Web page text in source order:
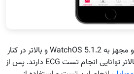
: اپل‌واچ سری ۴ و مجهز به WatchOS 5.1.2 و بالاتر در کنار
آیفون iOS 12.1.1 و بالاتر توانایی انجام تست ECG دارند. پس از